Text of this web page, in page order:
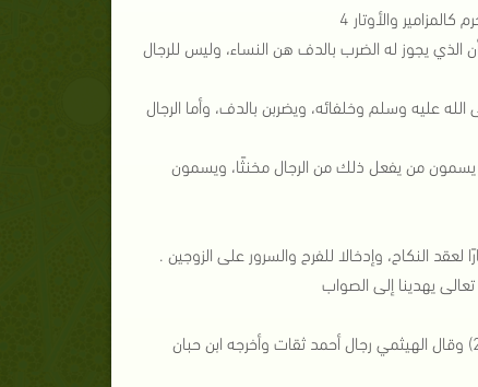
والأوتار 4
إلى كلام أهل العلم نجد أن الذي يجوز له الضرب بالدف هن النساء، وليس للرجال
عليه وسلم وخلفائه، ويضربن بالدف، وأما الرجال
يسمون من يفعل ذلك من الرجال مخنثًا، ويسمون
النكاح، وإدخالا للفرح والسرور على الزوجين .
يهدينا إلى الصواب
1- حديث صحيح أخرجه أحمد (5/4 ) والبزار والطبراني في الكبير كما في المجمع (289/4) وقال الهيثمي رجال أحمد ثقات وأخرجه ابن حبان